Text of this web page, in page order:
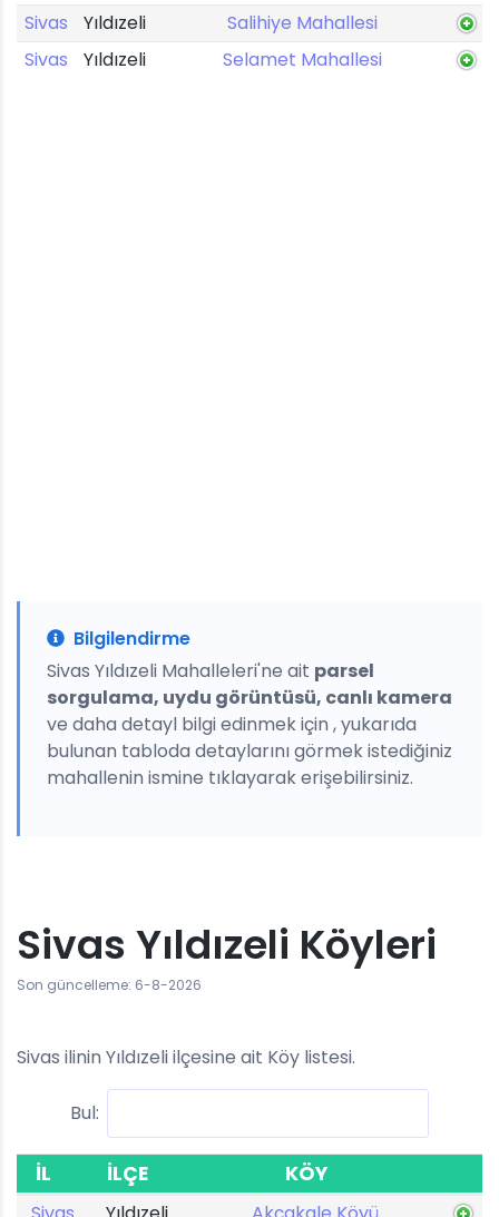
Sivas
Yıldızeli
Salihiye Mahallesi
Sivas
Yıldızeli Selamet Mahallesi
Bilgilendirme
Sivas Yıldızeli Mahalleleri'ne ait parsel
sorgulama, uydu görüntüsü, canlı kamera
ve daha detayl bilgi edinmek için , yukarıda
bulunan tabloda detaylarını görmek istediğiniz
mahallenin ismine tıklayarak erişebilirsiniz.
Sivas Yıldızeli Köyleri
Son güncelleme: 6-8-2026
Sivas ilinin Yıldızeli ilçesine ait Köy listesi.
Bul:
İL İLÇE KÖY